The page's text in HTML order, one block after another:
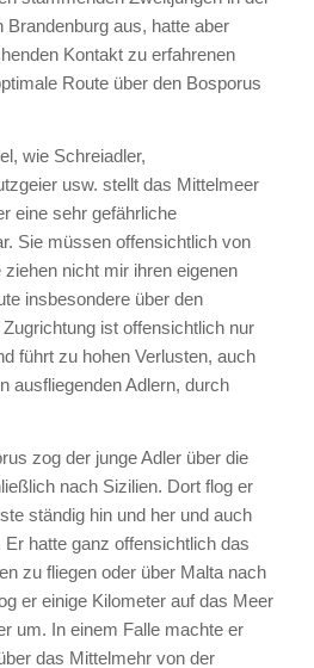
aus, hatte aber
Kontakt zu erfahrenen
Route über den Bosporus
wie Schreiadler,
usw. stellt das Mittelmeer
eine sehr gefährliche
Sie müssen offensichtlich von
nicht mir ihren eigenen
insbesondere über den
ist offensichtlich nur
führt zu hohen Verlusten, auch
ausfliegenden Adlern, durch
zog der junge Adler über die
nach Sizilien. Dort flog er
ständig hin und her und auch
hatte ganz offensichtlich das
zu fliegen oder über Malta nach
er einige Kilometer auf das Meer
um. In einem Falle machte er
das Mittelmehr von der